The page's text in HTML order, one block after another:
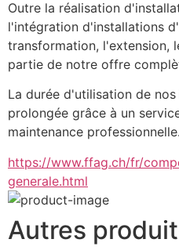
Outre la réalisation
l'intégration d'installations
transformation, l'extension,
partie de notre offre
La durée d'utilisation de
prolongée grâce à un
maintenance professionnelle.
https://www.ffag.ch/fr/
generale.html
Autres